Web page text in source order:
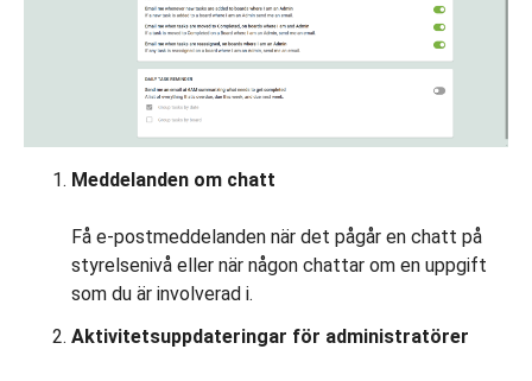
Meddelanden om chatt
Få e-postmeddelanden när det pågår en chatt på
styrelsenivå eller när någon chattar om en uppgift
som du är involverad i.
Aktivitetsuppdateringar för administratörer